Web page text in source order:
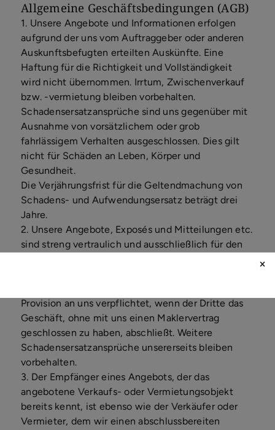
Allgemeine Geschäftsbedingungen (AGB)
1. Unsere Angebote und Informationen erfolgen
aufgrund der uns vom Auftraggeber oder anderen
Auskunftsbefugten erteilten Auskünfte. Eine
Haftung für die Richtigkeit und Vollständigkeit
wird nicht übernommen. Irrtum, Zwischenverkauf
bzw. -vermietung bleiben vorbehalten.
Schadensersatzansprüche sind uns gegenüber mit
Ausnahme von vorsätzlichem oder grob
fahrlässigem Verhalten ausgeschlossen. Dies gilt
nicht für Schäden an Leben, Körper und
Gesundheit.
Die Verjährungsfrist für die Geltendmachung von
Schadens- und Aufwendungsersatz beträgt drei
Jahre.
2. Unsere Angebote, Exposés und Mitteilungen etc.
sind streng vertraulich und ausschließlich für den
Provision an uns verpflichtet, wenn der Dritte das
Geschäft, ohne mit uns einen Maklervertrag
geschlossen zu haben, abschließt. Weitere
Schadensersatzansprüche unsererseits bleiben
vorbehalten.
3. Der Empfänger eines Angebots, der das
angebotene Verkaufs- oder Vermietungsobjekt
bereits kennt, ist ebenso wie der Verkäufer oder
Vermieter, dem wir einen abschlussbereiten